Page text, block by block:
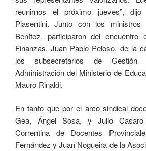
reunirnos el próximo jueves”,
Piasentini. Junto con los ministros
Benítez, participaron del encuentro
Finanzas, Juan Pablo Peloso, de la
los subsecretarios de
Administración del Ministerio de
Mauro Rinaldi.
En tanto que por el arco sindical
Gea, Ángel Sosa, y Julio
Correntina de Docentes
Fernández y Juan Nogueira de la